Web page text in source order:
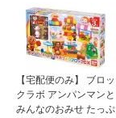
【宅配便のみ】 ブロッ
クラボ アンパンマンと
みんなのおみせ たっぷ